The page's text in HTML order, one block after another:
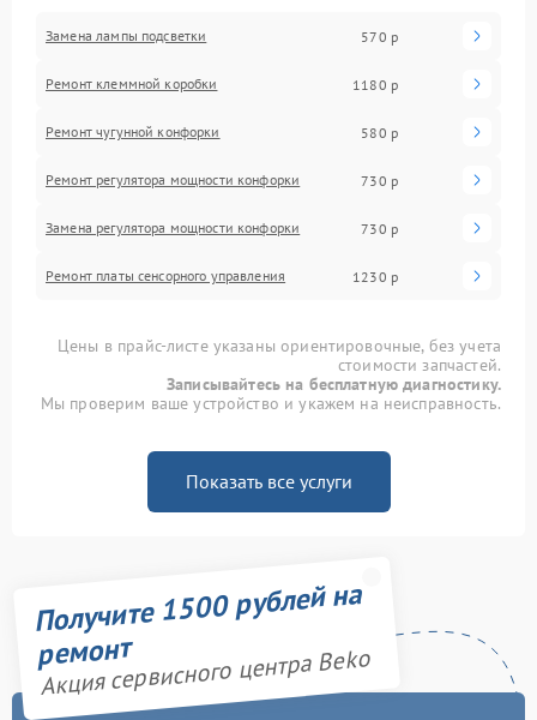
Замена лампы подсветки 570 р
Ремонт клеммной коробки 1180 р
Ремонт чугунной конфорки 580 р
Ремонт регулятора мощности конфорки 730 р
Замена регулятора мощности конфорки 730 р
Ремонт платы сенсорного управления 1230 р
Цены в прайс-листе указаны ориентировочные, без учета
стоимости запчастей.
Записывайтесь на бесплатную диагностику.
Мы проверим ваше устройство и укажем на неисправность.
Показать все услуги
Получите 1500 рублей на
ремонт
Акция сервисного центра Beko